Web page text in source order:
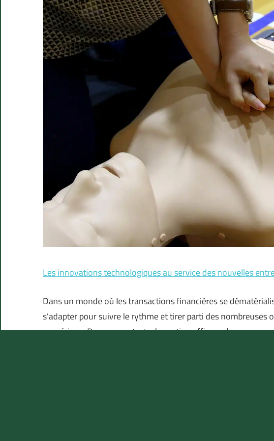
Les innovations technologiques au service des nouvelles
Dans un monde où les transactions financières se
s’adapter pour suivre le rythme et tirer parti des
numérique. Dans ce contexte, la gestion efficace des